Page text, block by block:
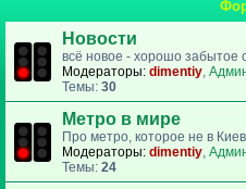
Новости
всё новое - хорошо забытое
Модераторы: dimentiy,
Темы: 30
Метро в мире
Про метро, которое не в
Модераторы: dimentiy,
Темы: 24